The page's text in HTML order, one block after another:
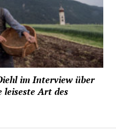
im Interview über
leiseste Art des